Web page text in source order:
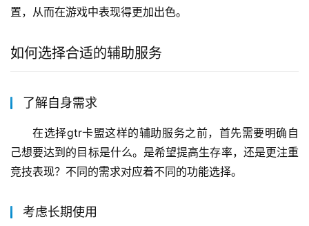
置，从而在游戏中表现得更加出色。
如何选择合适的辅助服务
了解自身需求
在选择gtr卡盟这样的辅助服务之前，首先需要明确自
己想要达到的目标是什么。是希望提高生存率，还是更注重
竞技表现？不同的需求对应着不同的功能选择。
考虑长期使用